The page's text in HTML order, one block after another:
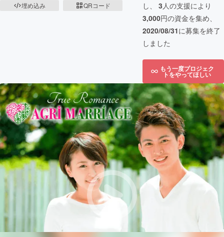
埋め込み
QRコード
し、 3人の支援により
3,000円の資金を集め、
2020/08/31に募集を終了
しました
もう一度プロジェク
トをやってほしい